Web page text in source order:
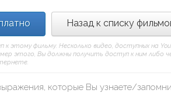
Назад к списку
этому фильму. Несколько видео, доступных на
этого, Вы должны получить доступ к ним либо
которые Вы узнаете/